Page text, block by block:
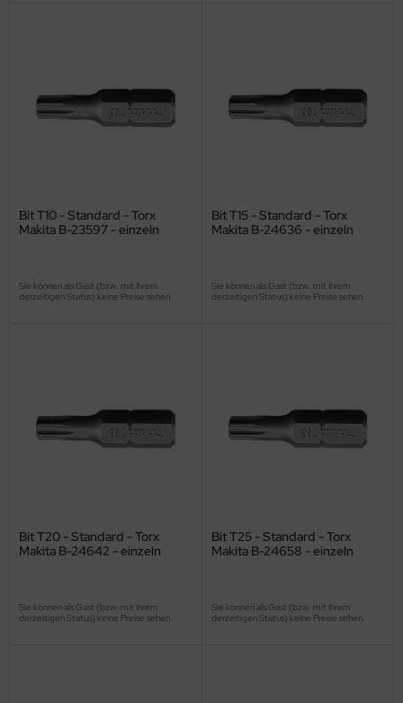
Bit T10 - Standard - Torx
Makita B-23597 - einzeln
Sie können als Gast (bzw. mit Ihrem
derzeitigen Status) keine Preise sehen.
Bit T15 - Standard - Torx
Makita B-24636 - einzeln
Sie können als Gast (bzw. mit Ihrem
derzeitigen Status) keine Preise sehen.
Bit T20 - Standard - Torx
Makita B-24642 - einzeln
Sie können als Gast (bzw. mit Ihrem
derzeitigen Status) keine Preise sehen.
Bit T25 - Standard - Torx
Makita B-24658 - einzeln
Sie können als Gast (bzw. mit Ihrem
derzeitigen Status) keine Preise sehen.